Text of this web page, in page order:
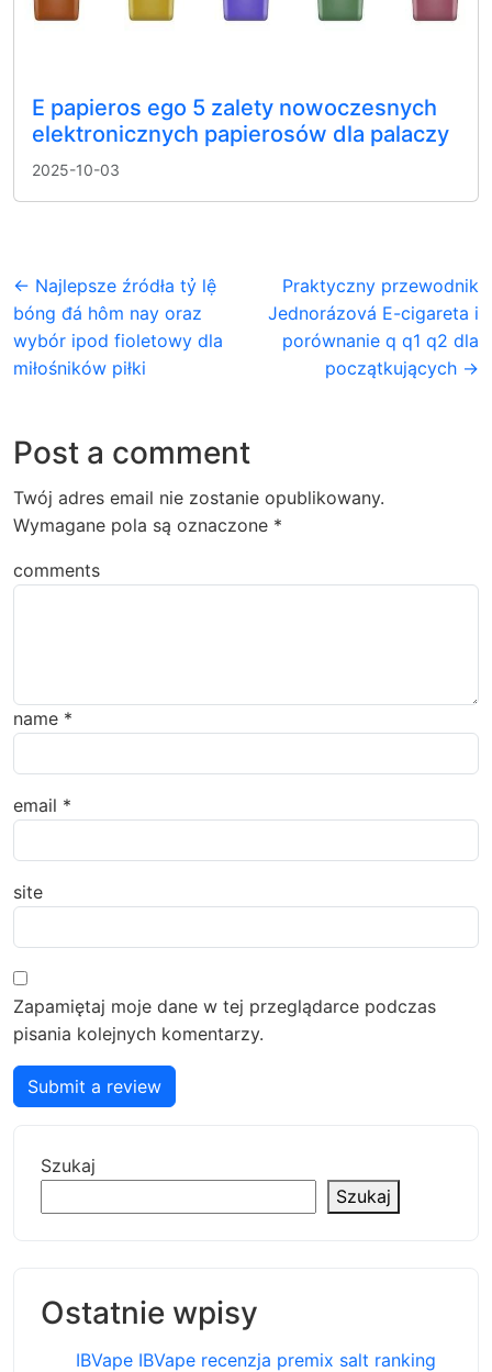
E papieros ego 5 zalety nowoczesnych
elektronicznych papierosów dla palaczy
2025-10-03
← Najlepsze źródła tỷ lệ
bóng đá hôm nay oraz
wybór ipod fioletowy dla
miłośników piłki
Praktyczny przewodnik
Jednorázová E-cigareta i
porównanie q q1 q2 dla
początkujących →
Post a comment
Twój adres email nie zostanie opublikowany.
Wymagane pola są oznaczone *
comments
name *
email *
site
Zapamiętaj moje dane w tej przeglądarce podczas
pisania kolejnych komentarzy.
Submit a review
Szukaj
Szukaj
Ostatnie wpisy
IBVape IBVape recenzja premix salt ranking